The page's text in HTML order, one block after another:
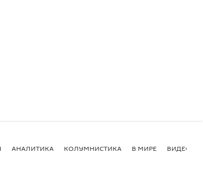
АНАЛИТИКА КОЛУМНИСТИКА В МИРЕ ВИДЕО